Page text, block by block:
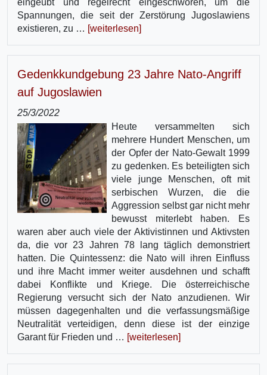
Spannungen, die seit der Zerstörung Jugoslawiens
existieren, zu … [weiterlesen]
Gedenkkundgebung 23 Jahre Nato-Angriff
auf Jugoslawien
25/3/2022
Heute versammelten sich
mehrere Hundert Menschen, um
der Opfer der Nato-Gewalt 1999
zu gedenken. Es beteiligten sich
viele junge Menschen, oft mit
serbischen Wurzen, die die
Aggression selbst gar nicht mehr
bewusst miterlebt haben. Es
waren aber auch viele der Aktivistinnen und Aktivsten
da, die vor 23 Jahren 78 lang täglich demonstriert
hatten. Die Quintessenz: die Nato will ihren Einfluss
und ihre Macht immer weiter ausdehnen und schafft
dabei Konflikte und Kriege. Die österreichische
Regierung versucht sich der Nato anzudienen. Wir
müssen dagegenhalten und die verfassungsmäßige
Neutralität verteidigen, denn diese ist der einzige
Garant für Frieden und … [weiterlesen]